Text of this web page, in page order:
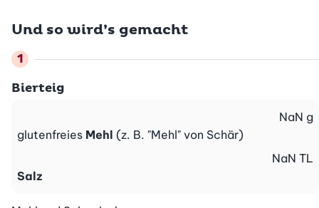
Und so wird’s gemacht
Bierteig
glutenfreies Mehl (z. B. "Mehl" von Schär)
NaN g
Salz
NaN TL